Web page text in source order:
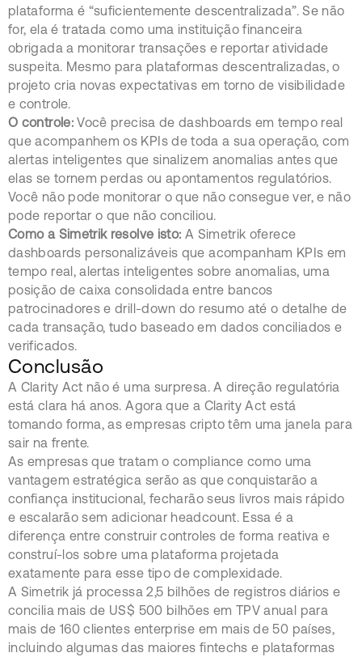
plataforma é “suficientemente descentralizada”. Se não
for, ela é tratada como uma instituição financeira
obrigada a monitorar transações e reportar atividade
suspeita. Mesmo para plataformas descentralizadas, o
projeto cria novas expectativas em torno de visibilidade
e controle.
O controle:Você precisa de dashboards em tempo real
que acompanhem os KPIs de toda a sua operação, com
alertas inteligentes que sinalizem anomalias antes que
elas se tornem perdas ou apontamentos regulatórios.
Você não pode monitorar o que não consegue ver, e não
pode reportar o que não conciliou.
Como a Simetrik resolve isto: A Simetrik oferece
dashboards personalizáveis que acompanham KPIs em
tempo real, alertas inteligentes sobre anomalias, uma
posição de caixa consolidada entre bancos
patrocinadores e drill-down do resumo até o detalhe de
cada transação, tudo baseado em dados conciliados e
verificados.
Conclusão
A Clarity Act não é uma surpresa. A direção regulatória
está clara há anos. Agora que a Clarity Act está
tomando forma, as empresas cripto têm uma janela para
sair na frente.
As empresas que tratam o compliance como uma
vantagem estratégica serão as que conquistarão a
confiança institucional, fecharão seus livros mais rápido
e escalarão sem adicionar headcount. Essa é a
diferença entre construir controles de forma reativa e
construí-los sobre uma plataforma projetada
exatamente para esse tipo de complexidade.
A Simetrik já processa 2,5 bilhões de registros diários e
concilia mais de US$ 500 bilhões em TPV anual para
mais de 160 clientes enterprise em mais de 50 países,
incluindo algumas das maiores fintechs e plataformas